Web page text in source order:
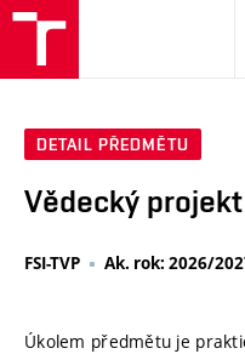
DETAIL PŘEDMĚTU
Vědecký projekt
FSI-TVP Ak. rok: 2026/
Úkolem předmětu je